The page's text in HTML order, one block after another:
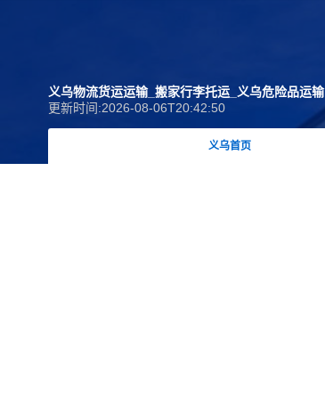
义乌物流货运运输_搬家行李托运_义乌危险品运输
更新时间:2026-08-06T20:42:50
义乌首页